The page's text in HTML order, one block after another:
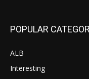
POPULAR
ALB
Interesting